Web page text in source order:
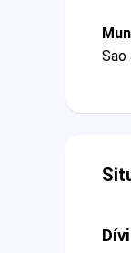
Sao